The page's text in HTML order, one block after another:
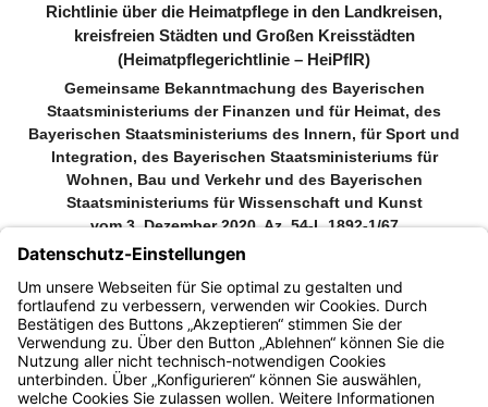
Richtlinie über die Heimatpflege in den Landkreisen,
kreisfreien Städten und Großen Kreisstädten
(Heimatpflegerichtlinie – HeiPflR)
Gemeinsame Bekanntmachung des Bayerischen
Staatsministeriums der Finanzen und für Heimat, des
Bayerischen Staatsministeriums des Innern, für Sport und
Integration, des Bayerischen Staatsministeriums für
Wohnen, Bau und Verkehr und des Bayerischen
Staatsministeriums für Wissenschaft und Kunst
vom 3. Dezember 2020, Az. 54-L 1892-1/67
(BayMBl. Nr. 756)
Zitiervorschlag: Heimatpflegerichtlinie (HeiPflR) vom 3. Dezember
2020 (BayMBl. Nr. 756)
Bayern.de